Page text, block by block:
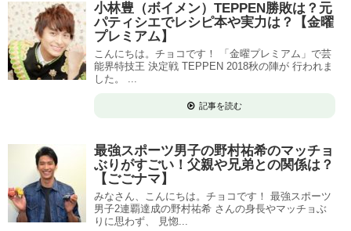
小林豊（ボイメン）TEPPEN勝敗は？元
パティシエでレシピ本や実力は？【金曜
プレミアム】
こんにちは。チョコです！ 「金曜プレミアム」で芸
能界特技王 決定戦 TEPPEN 2018秋の陣が 行われま
した。 ...
記事を読む
最強スポーツ男子の野村祐希のマッチョ
ぶりがすごい！父親や兄弟との関係は？
【ごごナマ】
みなさん、こんにちは。チョコです！ 最強スポーツ
男子2連覇達成の野村祐希 さんの身長やマッチョぶ
りに思わず、 見惚...